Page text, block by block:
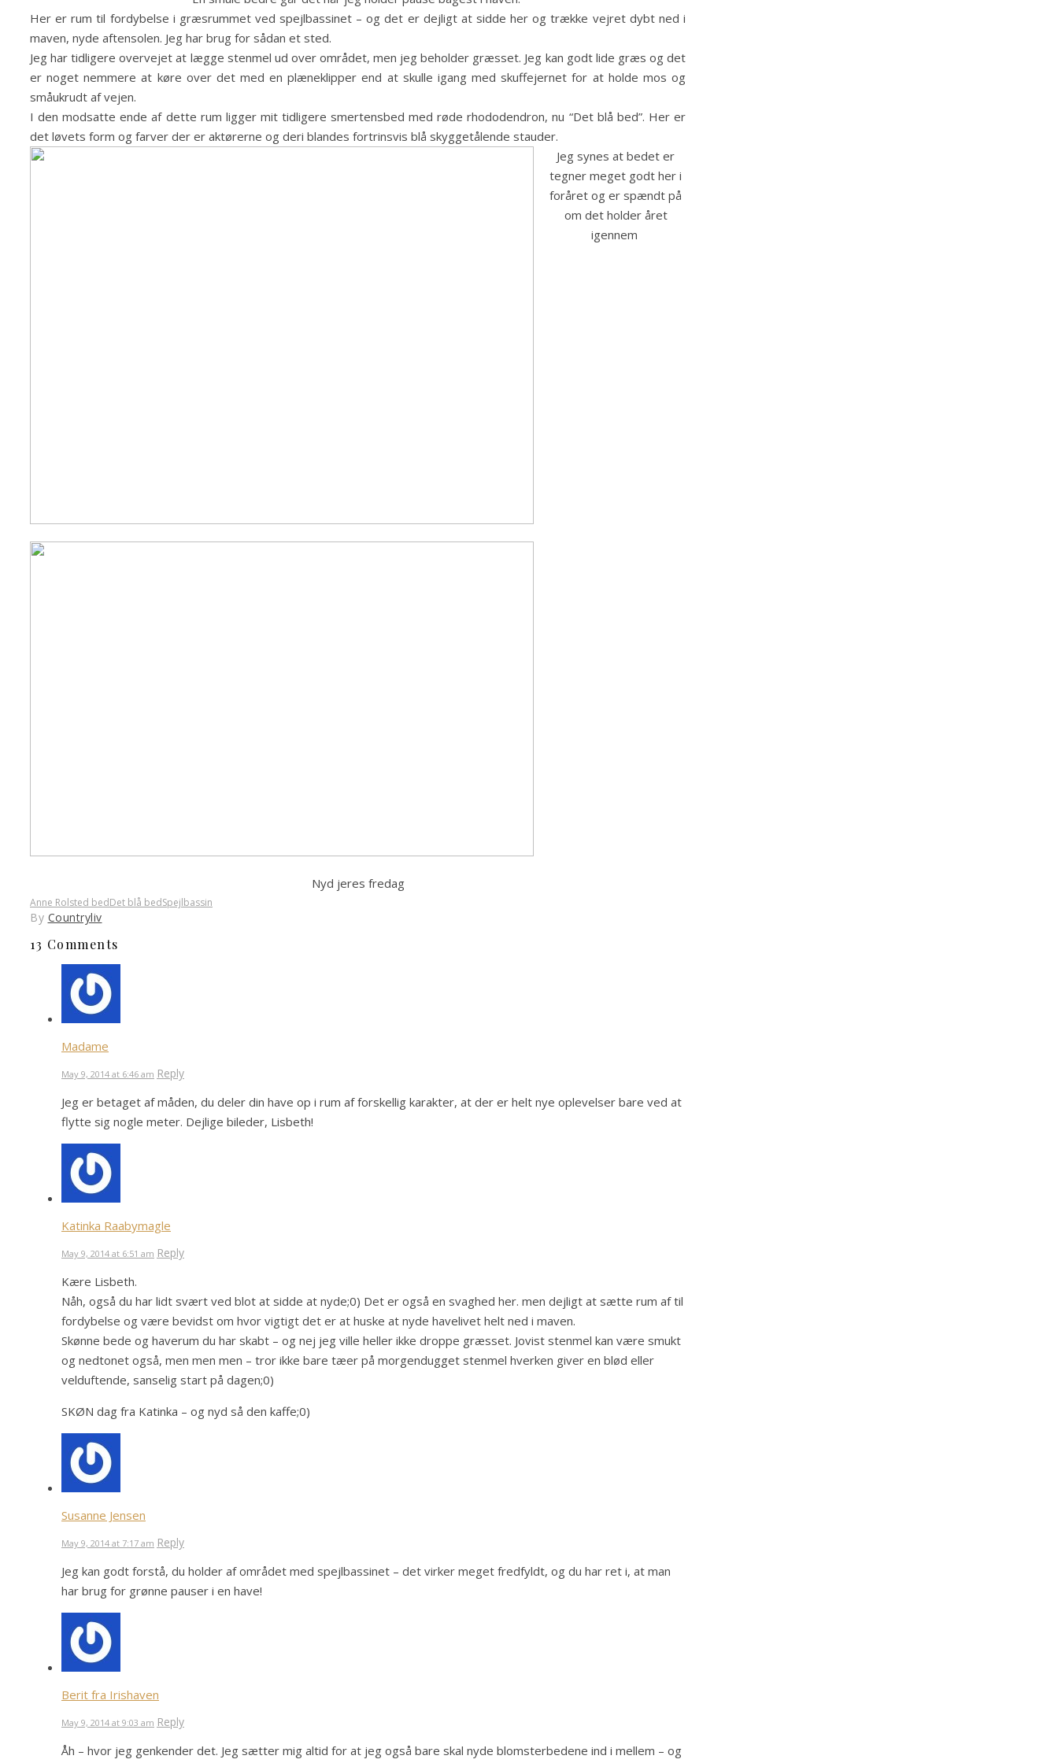
Her er rum til fordybelse i græsrummet ved spejlbassinet – og det er dejligt at sidde her og trække vejret dybt ned i
maven, nyde aftensolen. Jeg har brug for sådan et sted.
Jeg har tidligere overvejet at lægge stenmel ud over området, men jeg beholder græsset. Jeg kan godt lide græs og det
er noget nemmere at køre over det med en plæneklipper end at skulle igang med skuffejernet for at holde mos og
småukrudt af vejen.
I den modsatte ende af dette rum ligger mit tidligere smertensbed med røde rhododendron, nu “Det blå bed”. Her er
det løvets form og farver der er aktørerne og deri blandes fortrinsvis blå skyggetålende stauder.
Jeg synes at bedet er
tegner meget godt her i
foråret og er spændt på
om det holder året
igennem
Nyd jeres fredag
Anne Rolsted bedDet blå bedSpejlbassin
By Countryliv
13 Comments
Madame
May 9, 2014 at 6:46 am Reply
Jeg er betaget af måden, du deler din have op i rum af forskellig karakter, at der er helt nye oplevelser bare ved at
flytte sig nogle meter. Dejlige bileder, Lisbeth!
Katinka Raabymagle
May 9, 2014 at 6:51 am Reply
Kære Lisbeth.
Nåh, også du har lidt svært ved blot at sidde at nyde;0) Det er også en svaghed her. men dejligt at sætte rum af til
fordybelse og være bevidst om hvor vigtigt det er at huske at nyde havelivet helt ned i maven.
Skønne bede og haverum du har skabt – og nej jeg ville heller ikke droppe græsset. Jovist stenmel kan være smukt
og nedtonet også, men men men – tror ikke bare tæer på morgendugget stenmel hverken giver en blød eller
velduftende, sanselig start på dagen;0)
SKØN dag fra Katinka – og nyd så den kaffe;0)
Susanne Jensen
May 9, 2014 at 7:17 am Reply
Jeg kan godt forstå, du holder af området med spejlbassinet – det virker meget fredfyldt, og du har ret i, at man
har brug for grønne pauser i en have!
Berit fra Irishaven
May 9, 2014 at 9:03 am Reply
Åh – hvor jeg genkender det. Jeg sætter mig altid for at jeg også bare skal nyde blomsterbedene ind i mellem – og